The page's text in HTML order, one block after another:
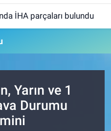
İHA parçaları bulundu
Yarın ve 1
Durumu